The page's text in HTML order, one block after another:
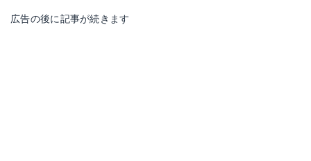
広告の後に記事が続きます